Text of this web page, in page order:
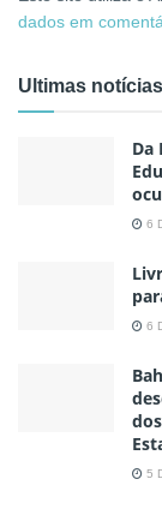
dados em
Ultimas notícias
Da
6
6
5